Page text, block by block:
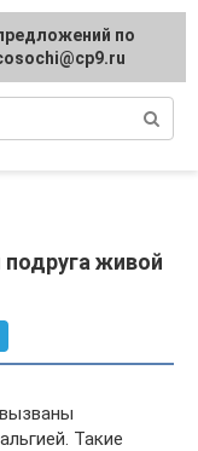
подруга живой
Такие
по